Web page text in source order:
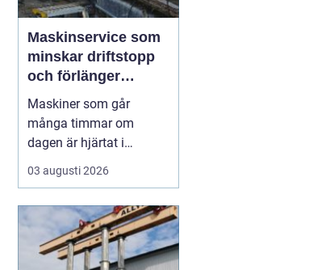
Maskinservice som
minskar driftstopp
och förlänger
livslängden
Maskiner som går
många timmar om
dagen är hjärtat i
entreprenad, skog och
lantbruk. När de stannar,
genomtänkt
maskinservice intebara
en kostnad, utan ett sätt
03 augusti 2026